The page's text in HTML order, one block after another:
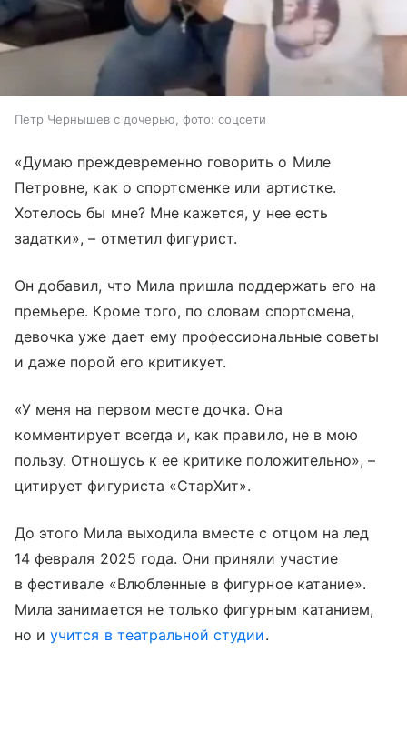
Петр Чернышев с дочерью, фото: соцсети
«Думаю преждевременно говорить о Миле
Петровне, как о спортсменке или артистке.
Хотелось бы мне? Мне кажется, у нее есть
задатки», – отметил фигурист.
Он добавил, что Мила пришла поддержать его на
премьере. Кроме того, по словам спортсмена,
девочка уже дает ему профессиональные советы
и даже порой его критикует.
«У меня на первом месте дочка. Она
комментирует всегда и, как правило, не в мою
пользу. Отношусь к ее критике положительно», –
цитирует фигуриста «СтарХит».
До этого Мила выходила вместе с отцом на лед
14 февраля 2025 года. Они приняли участие
в фестивале «Влюбленные в фигурное катание».
Мила занимается не только фигурным катанием,
но иучится в театральной студии.